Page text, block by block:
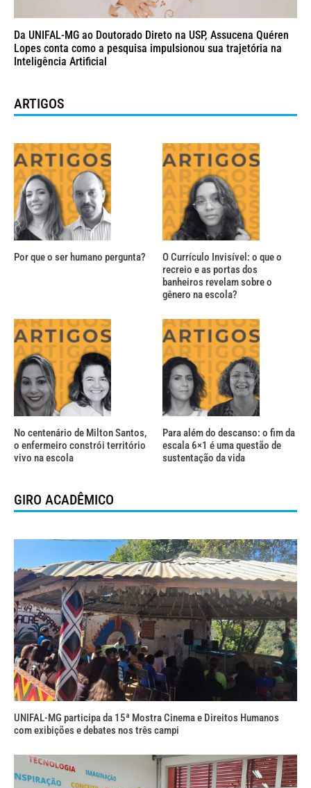
Da UNIFAL-MG ao Doutorado Direto na USP, Assucena Quéren
Lopes conta como a pesquisa impulsionou sua trajetória na
Inteligência Artificial
ARTIGOS
Por que o ser humano pergunta?
O Currículo Invisível: o que o
recreio e as portas dos
banheiros revelam sobre o
gênero na escola?
No centenário de Milton Santos,
o enfermeiro constrói território
vivo na escola
Para além do descanso: o fim da
escala 6×1 é uma questão de
sustentação da vida
GIRO ACADÊMICO
UNIFAL-MG participa da 15ª Mostra Cinema e Direitos Humanos
com exibições e debates nos três campi